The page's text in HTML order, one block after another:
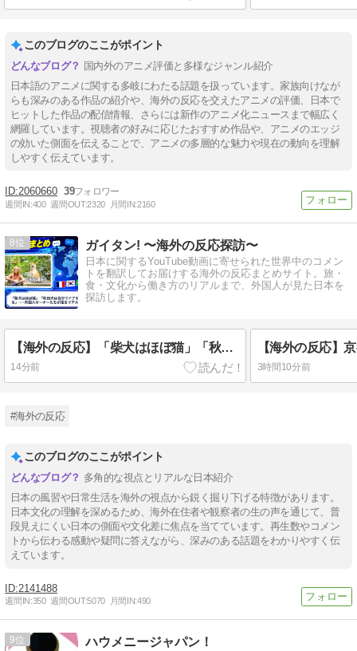
このブログのここがポイント
国内外のアニメ評価と多様なジャンル紹介
日本語のアニメに関する多岐にわたる話題を扱っています。家族向けなが
らも深みのある作品の紹介や、海外の反応を交えたアニメの評価、日本で
ヒットした作品の配信情報、さらには新作のアニメ化ニュースまで幅広く
網羅しています。視聴者の好みに応じたおすすめ作品や、アニメのエッジ
の効いた側面を伝えることで、アニメの多層的な魅力や現在の動向を理解
しやすく伝えています。
2060660 39
週間IN:400 週間OUT:2320 月間IN:2160
8 ガイタン! 〜海外の反応探訪〜
日本に関するYouTube動画に寄せられた世界中のコメン
トを翻訳してお届けする海外の反応まとめサイト。旅・
食・文化から働き方のリアルまで、外国人が見た日本を
探訪します。
【海外の反応】「柴犬はほぼ猫」「秋田犬は自分でドアを開けて脱走する」——外国人オーナーたちが語るリアルな日本犬事情
14分前 3時間10分前
#海外の反応
このブログのここがポイント
多角的な視点とリアルな日本紹介
日本の風習や日常生活を海外の視点から鋭く掘り下げる特徴があります。
日本文化の理解を深めるため、海外在住者や観察者の生の声を通じて、普
段見えにくい日本の側面や文化差に焦点を当てています。再生数やコメン
トから伝わる感動や疑問に答えながら、深みのある話題をわかりやすく伝
えています。
2141488
週間IN:350 週間OUT:5070 月間IN:490
9 ハウメニージャパン！